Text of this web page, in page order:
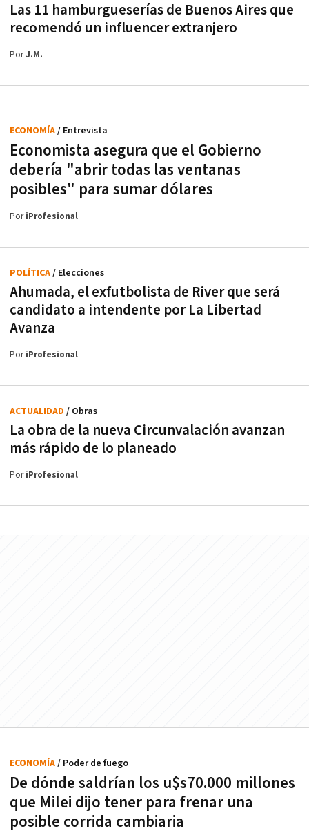
Las 11 hamburgueserías de Buenos Aires que
recomendó un influencer extranjero
PorJ.M.
Economista asegura que el Gobierno
debería "abrir todas las ventanas
posibles" para sumar dólares
ECONOMÍA/ Entrevista
PoriProfesional
Ahumada, el exfutbolista de River que será
candidato a intendente por La Libertad
Avanza
POLÍTICA/ Elecciones
PoriProfesional
La obra de la nueva Circunvalación avanzan
más rápido de lo planeado
ACTUALIDAD / Obras
PoriProfesional
De dónde saldrían los u$s70.000 millones
que Milei dijo tener para frenar una
posible corrida cambiaria
ECONOMÍA/ Poder de fuego